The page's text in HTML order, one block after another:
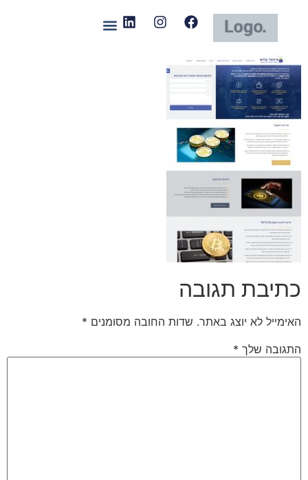
כתיבת תגובה
האימייל לא יוצג באתר. שדות החובה מסומנים *
התגובה שלך *